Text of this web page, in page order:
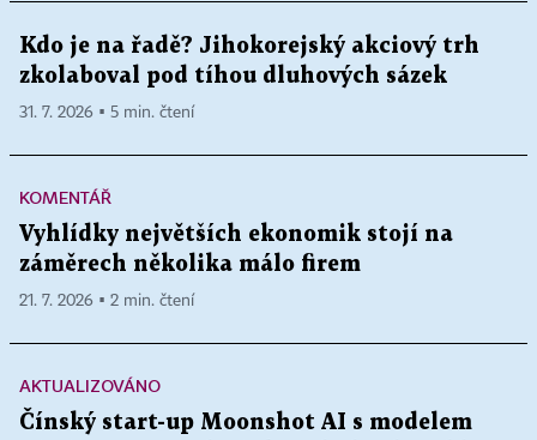
Kdo je na řadě? Jihokorejský akciový trh
zkolaboval pod tíhou dluhových sázek
31. 7. 2026 ▪ 5 min. čtení
KOMENTÁŘ
Vyhlídky největších ekonomik stojí na
záměrech několika málo firem
21. 7. 2026 ▪ 2 min. čtení
AKTUALIZOVÁNO
Čínský start-up Moonshot AI s modelem